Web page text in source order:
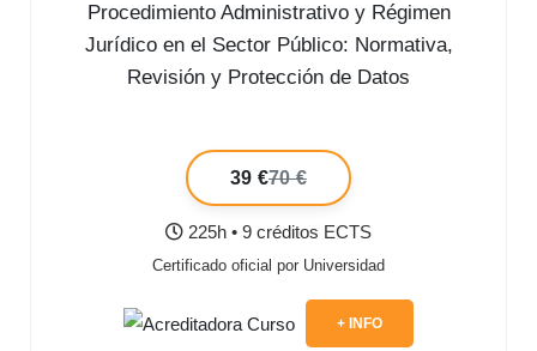
Procedimiento Administrativo y Régimen
Jurídico en el Sector Público: Normativa,
Revisión y Protección de Datos
39 €70 €
225h • 9 créditos ECTS
Certificado oficial por Universidad
+ INFO